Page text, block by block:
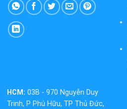
HCM: 03B - 970 Nguyễn Duy
Trinh, P Phú Hữu, TP Thủ Đức,